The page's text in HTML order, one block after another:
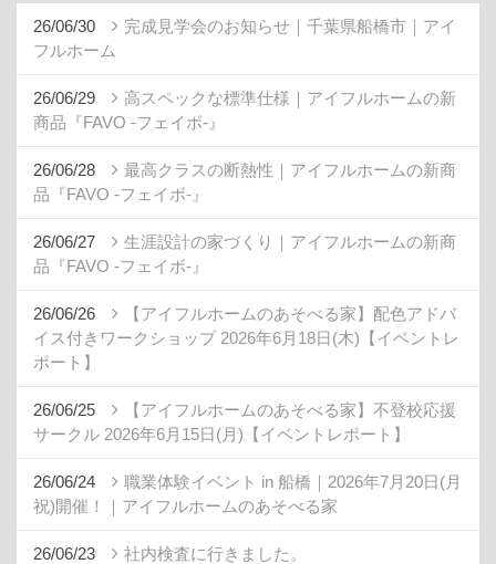
26/06/30
完成見学会のお知らせ｜千葉県船橋市｜アイ
フルホーム
26/06/29
高スペックな標準仕様｜アイフルホームの新
商品『FAVO -フェイボ-』
26/06/28
最高クラスの断熱性｜アイフルホームの新商
品『FAVO -フェイボ-』
26/06/27
生涯設計の家づくり｜アイフルホームの新商
品『FAVO -フェイボ-』
26/06/26
【アイフルホームのあそべる家】配色アドバ
イス付きワークショップ 2026年6月18日(木)【イベントレ
ポート】
26/06/25
【アイフルホームのあそべる家】不登校応援
サークル 2026年6月15日(月)【イベントレポート】
26/06/24
職業体験イベント in 船橋｜2026年7月20日(月
祝)開催！｜アイフルホームのあそべる家
26/06/23 社内検査に行きました。